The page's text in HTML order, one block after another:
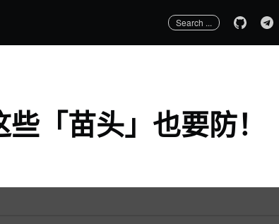
Search ...
「苗头」也要防！